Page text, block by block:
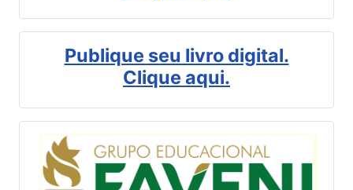
Publique seu livro digital.
Clique aqui.